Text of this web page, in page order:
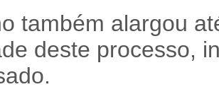
também alargou
deste processo,